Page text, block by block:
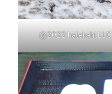
@2022 halekahi LLC